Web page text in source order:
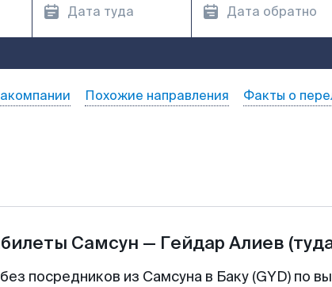
Похожие направления Факты о
Самсун — Гейдар Алиев
посредников из Самсуна в Баку (GYD) по